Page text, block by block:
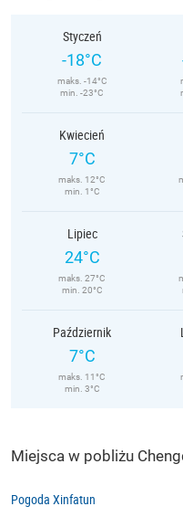
Styczeń
-18°C
maks. -14°C
min. -23°C
Kwiecień
7°C
maks. 12°C
min. 1°C
Lipiec
24°C
maks. 27°C
min. 20°C
Październik
7°C
maks. 11°C
min. 3°C
Miejsca w pobliżu
Pogoda Xinfatun